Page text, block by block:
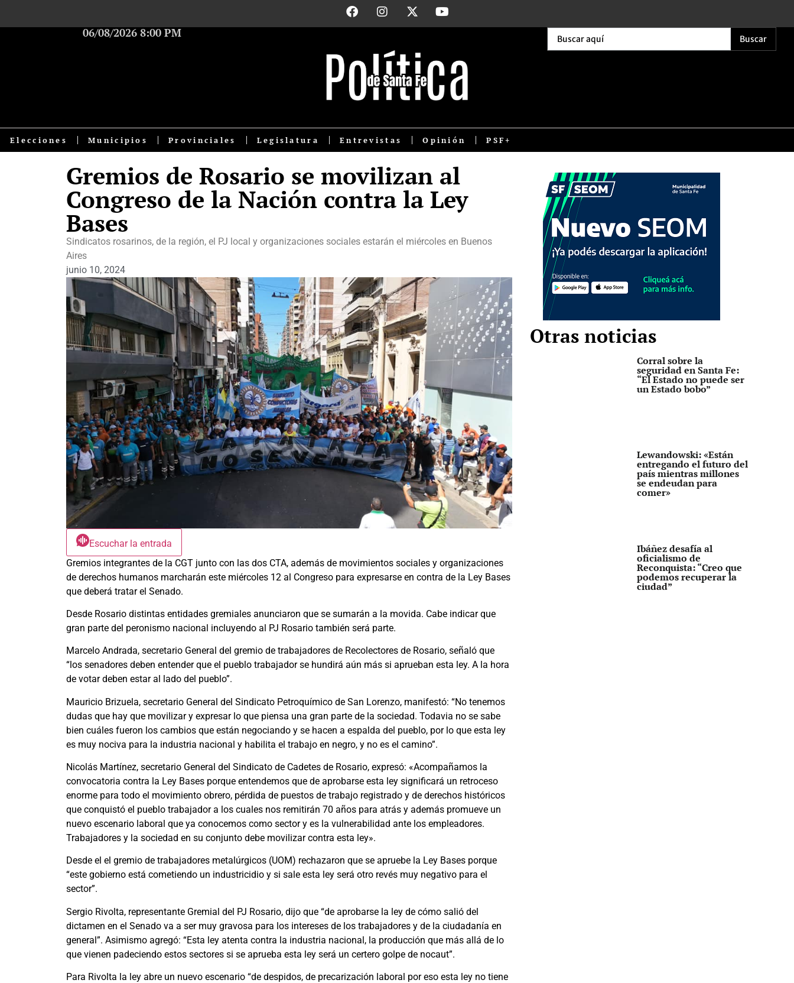
06/08/2026 8:00 PM Buscar
Elecciones Municipios Provinciales Legislatura Entrevistas Opinión PSF+
Gremios de Rosario se movilizan al
Congreso de la Nación contra la Ley
Bases
Sindicatos rosarinos, de la región, el PJ local y organizaciones sociales estarán el miércoles en Buenos
Aires
junio 10, 2024
Escuchar la entrada
Gremios integrantes de la CGT junto con las dos CTA, además de movimientos sociales y organizaciones
de derechos humanos marcharán este miércoles 12 al Congreso para expresarse en contra de la Ley Bases
que deberá tratar el Senado.
Desde Rosario distintas entidades gremiales anunciaron que se sumarán a la movida. Cabe indicar que
gran parte del peronismo nacional incluyendo al PJ Rosario también será parte.
Marcelo Andrada, secretario General del gremio de trabajadores de Recolectores de Rosario, señaló que
“los senadores deben entender que el pueblo trabajador se hundirá aún más si aprueban esta ley. A la hora
de votar deben estar al lado del pueblo”.
Mauricio Brizuela, secretario General del Sindicato Petroquímico de San Lorenzo, manifestó: “No tenemos
dudas que hay que movilizar y expresar lo que piensa una gran parte de la sociedad. Todavia no se sabe
bien cuáles fueron los cambios que están negociando y se hacen a espalda del pueblo, por lo que esta ley
es muy nociva para la industria nacional y habilita el trabajo en negro, y no es el camino”.
Nicolás Martínez, secretario General del Sindicato de Cadetes de Rosario, expresó: «Acompañamos la
convocatoria contra la Ley Bases porque entendemos que de aprobarse esta ley significará un retroceso
enorme para todo el movimiento obrero, pérdida de puestos de trabajo registrado y de derechos históricos
que conquistó el pueblo trabajador a los cuales nos remitirán 70 años para atrás y además promueve un
nuevo escenario laboral que ya conocemos como sector y es la vulnerabilidad ante los empleadores.
Trabajadores y la sociedad en su conjunto debe movilizar contra esta ley».
Desde el el gremio de trabajadores metalúrgicos (UOM) rechazaron que se apruebe la Ley Bases porque
“este gobierno está cometiendo un industricidio y si sale esta ley será otro revés muy negativo para el
sector”.
Sergio Rivolta, representante Gremial del PJ Rosario, dijo que “de aprobarse la ley de cómo salió del
dictamen en el Senado va a ser muy gravosa para los intereses de los trabajadores y de la ciudadanía en
general”. Asimismo agregó: “Esta ley atenta contra la industria nacional, la producción que más allá de lo
que vienen padeciendo estos sectores si se aprueba esta ley será un certero golpe de nocaut”.
Para Rivolta la ley abre un nuevo escenario “de despidos, de precarización laboral por eso esta ley no tiene
Otras noticias
Corral sobre la
seguridad en Santa Fe:
“El Estado no puede ser
un Estado bobo”
Lewandowski: «Están
entregando el futuro del
país mientras millones
se endeudan para
comer»
Ibáñez desafía al
oficialismo de
Reconquista: “Creo que
podemos recuperar la
ciudad”